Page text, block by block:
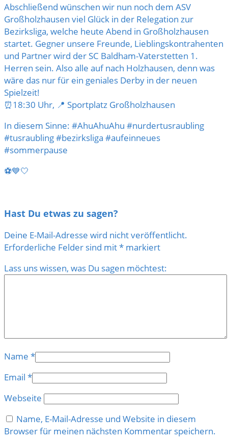
Abschließend wünschen wir nun noch dem ASV
Großholzhausen viel Glück in der Relegation zur
Bezirksliga, welche heute Abend in Großholzhausen
startet. Gegner unsere Freunde, Lieblingskontrahenten
und Partner wird der SC Baldham-Vaterstetten 1.
Herren sein. Also alle auf nach Holzhausen, denn was
wäre das nur für ein geniales Derby in der neuen
Spielzeit!
⏰18:30 Uhr, 📍 Sportplatz Großholzhausen
In diesem Sinne: #AhuAhuAhu #nurdertusraubling
#tusraubling#bezirksliga #aufeinneues
#sommerpause
⚽️💙🤍
Hast Du etwas zu sagen?
Deine E-Mail-Adresse wird nicht veröffentlicht.
Erforderliche Felder sind mit* markiert
Lass uns wissen, was Du sagen möchtest:
Name *
Email *
Webseite
Name, E-Mail-Adresse und Website in diesem
Browser für meinen nächsten Kommentar speichern.